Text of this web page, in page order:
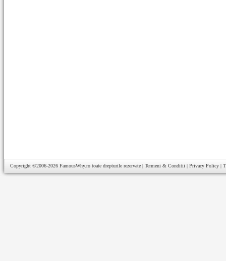
Copyright ©2006-2026 FamousWhy.ro toate drepturile rezervate | Termeni & Conditii | Privacy Policy |